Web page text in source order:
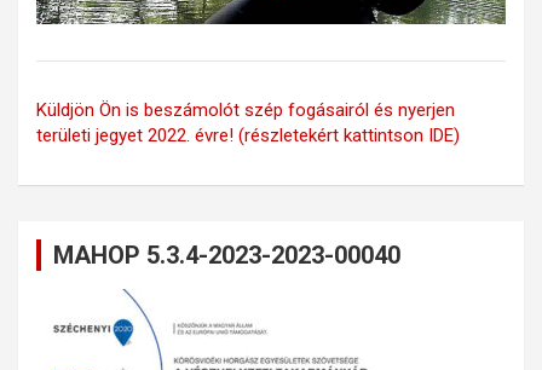
Küldjön Ön is beszámolót szép fogásairól és nyerjen
területi jegyet 2022. évre! (részletekért kattintson IDE)
MAHOP 5.3.4-2023-2023-00040